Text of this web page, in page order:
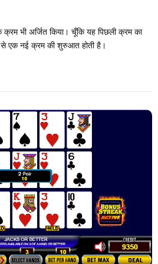
भी अर्जित किया। चूँकि यह पिछली क्रम का
से एक नई क्रम की शुरुआत होती है।